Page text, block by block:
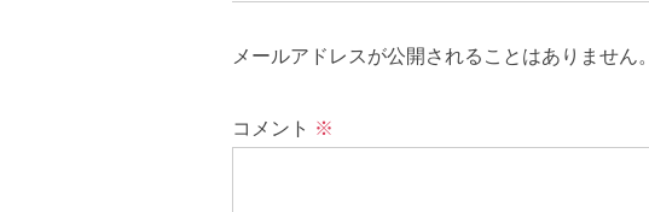
メールアドレスが公開されることはありません。
コメント ※